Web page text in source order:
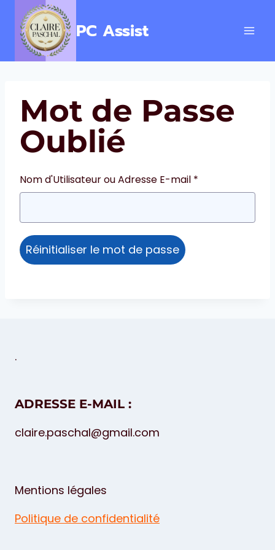
contenu
PC Assist
Mot de Passe
Oublié
Nom d'Utilisateur ou Adresse E-mail *
.
ADRESSE E-MAIL :
claire.paschal@gmail.com
Mentions légales
Politique de confidentialité